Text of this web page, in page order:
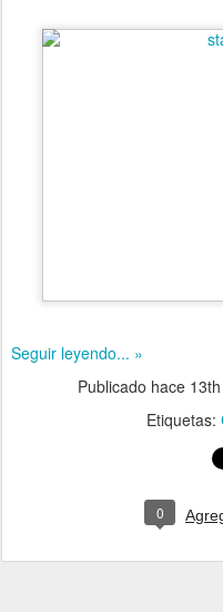
Seguir leyendo... »
Publicado hace
Etiquetas:
0